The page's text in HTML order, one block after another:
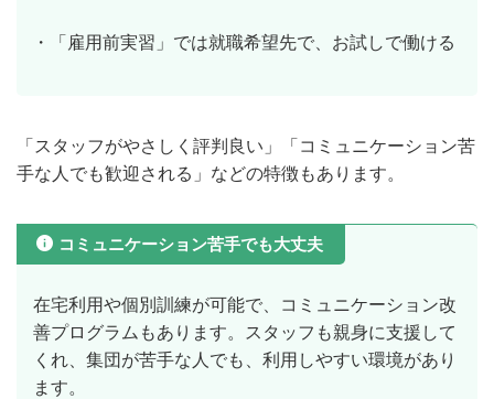
・「雇用前実習」では就職希望先で、お試しで働ける
「スタッフがやさしく評判良い」「コミュニケーション苦
手な人でも歓迎される」などの特徴もあります。
コミュニケーション苦手でも大丈夫
在宅利用や個別訓練が可能で、コミュニケーション改
善プログラムもあります。スタッフも親身に支援して
くれ、集団が苦手な人でも、利用しやすい環境があり
ます。